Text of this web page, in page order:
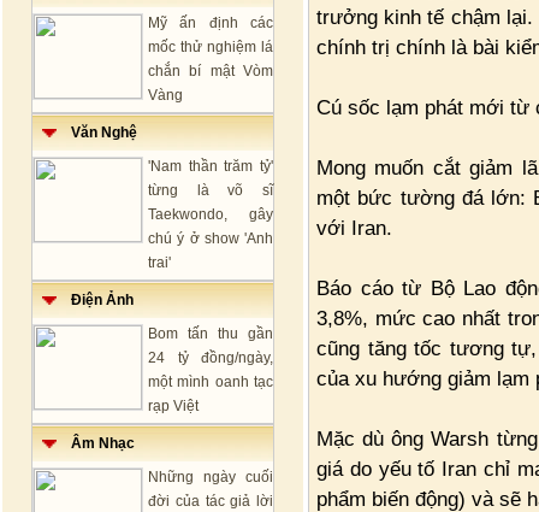
Mỹ ấn định các
mốc thử nghiệm lá
chắn bí mật Vòm
Vàng
Văn Nghệ
'Nam thần trăm tỷ'
từng là võ sĩ
Taekwondo, gây
chú ý ở show 'Anh
trai'
Điện Ảnh
Bom tấn thu gần
24 tỷ đồng/ngày,
một mình oanh tạc
rạp Việt
Âm Nhạc
Những ngày cuối
đời của tác giả lời
trưởng kinh tế chậm
chính trị chính là bài
Cú sốc lạm phát mới từ
Mong muốn cắt giảm
một bức tường đá lớn:
với Iran.
Báo cáo từ Bộ Lao
3,8%, mức cao nhất
cũng tăng tốc tương
của xu hướng giảm lạm
Mặc dù ông Warsh
giá do yếu tố Iran chỉ
phẩm biến động) và sẽ